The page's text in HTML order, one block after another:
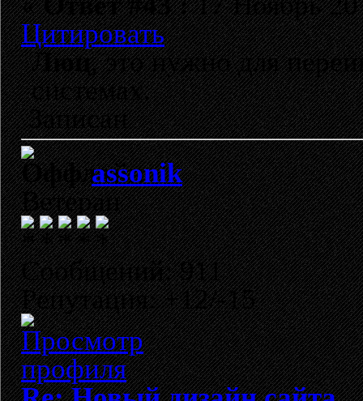
Цитировать
Люц, это нужно для
системах.
Записан
assonik
Ветеран
Сообщений: 911
Репутация: +12/-15